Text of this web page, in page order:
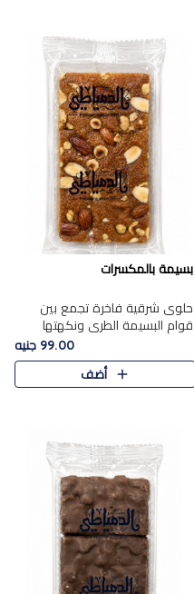
بسيمة بالمكسرات
حلوى شرقية فاخرة تجمع بين
قوام البسيمة الطري ونكهتها
الغنية، مزينة بتشكيلة مختارة من
اللوز والبندق والمكسرات الفاخرة.
مزيج متوازن من القوام ..
99.00 جنيه
أضف